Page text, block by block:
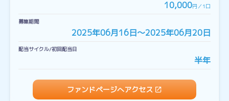
10,000円／1口
募集期間
2025年06月16日〜2025年06月20日
配当サイクル/初回配当日
半年
ファンドページへアクセス